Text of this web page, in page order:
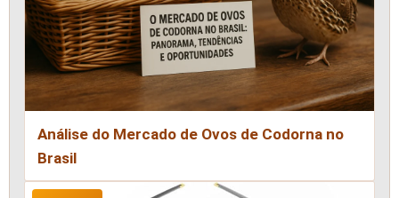
Análise do Mercado de Ovos de Codorna no
Brasil